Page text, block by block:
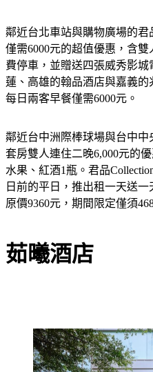
鄰近台北車站與購物廣場的
僅需6000元的超值優惠，含
費停車，並贈送四張威秀影
蓮、高雄的翰品酒店與嘉義
每日兩客早餐僅需6000元。
鄰近台中洲際棒球場與台中
套房雙人連住二晚6,000元的
水果、紅酒1瓶。君品
日前的平日，推出租一天送
原價9360元，期間限定僅須
茹曦酒店